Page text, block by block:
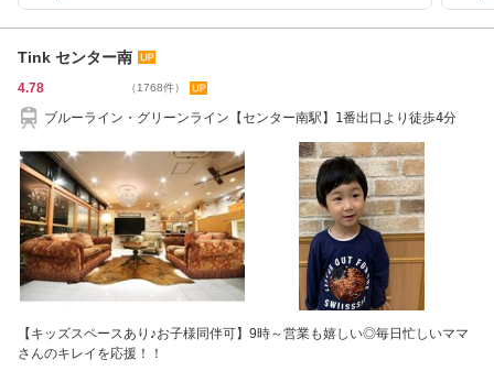
Tink センター南
4.78 （1768件）
ブルーライン・グリーンライン【センター南駅】1番出口より徒歩4分
【キッズスペースあり♪お子様同伴可】9時～営業も嬉しい◎毎日忙しいママ
さんのキレイを応援！！